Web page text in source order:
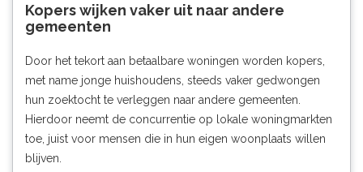
Kopers wijken vaker uit naar andere
gemeenten
Door het tekort aan betaalbare woningen worden kopers,
met name jonge huishoudens, steeds vaker gedwongen
hun zoektocht te verleggen naar andere gemeenten.
Hierdoor neemt de concurrentie op lokale woningmarkten
toe, juist voor mensen die in hun eigen woonplaats willen
blijven.